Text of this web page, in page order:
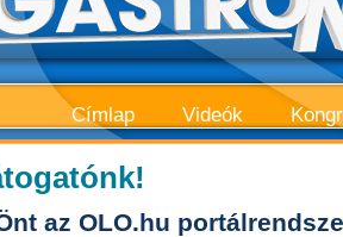
Címlap Videók
az OLO.hu